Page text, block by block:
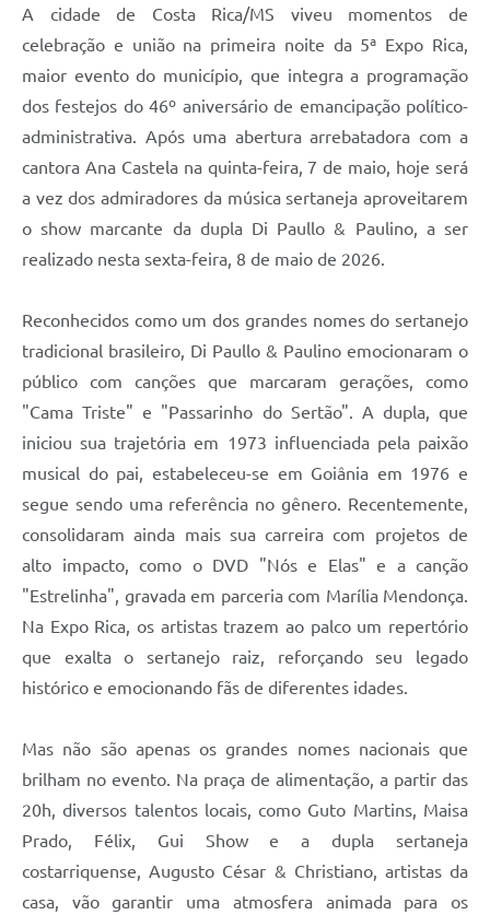
A cidade de Costa Rica/MS viveu momentos de
celebração e união na primeira noite da 5ª Expo Rica,
maior evento do município, que integra a programação
dos festejos do 46º aniversário de emancipação político-
administrativa. Após uma abertura arrebatadora com a
cantora Ana Castela na quinta-feira, 7 de maio, hoje será
a vez dos admiradores da música sertaneja aproveitarem
o show marcante da dupla Di Paullo & Paulino, a ser
realizado nesta sexta-feira, 8 de maio de 2026.
Reconhecidos como um dos grandes nomes do sertanejo
tradicional brasileiro, Di Paullo & Paulino emocionaram o
público com canções que marcaram gerações, como
"Cama Triste" e "Passarinho do Sertão". A dupla, que
iniciou sua trajetória em 1973 influenciada pela paixão
musical do pai, estabeleceu-se em Goiânia em 1976 e
segue sendo uma referência no gênero. Recentemente,
consolidaram ainda mais sua carreira com projetos de
alto impacto, como o DVD "Nós e Elas" e a canção
"Estrelinha", gravada em parceria com Marília Mendonça.
Na Expo Rica, os artistas trazem ao palco um repertório
que exalta o sertanejo raiz, reforçando seu legado
histórico e emocionando fãs de diferentes idades.
Mas não são apenas os grandes nomes nacionais que
brilham no evento. Na praça de alimentação, a partir das
20h, diversos talentos locais, como Guto Martins, Maisa
Prado, Félix, Gui Show e a dupla sertaneja
costarriquense, Augusto César & Christiano, artistas da
casa, vão garantir uma atmosfera animada para os